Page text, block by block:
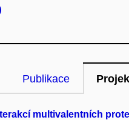
Publikace
multivalentních